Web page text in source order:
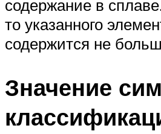
содержание в
то указанного
содержится не
Значение